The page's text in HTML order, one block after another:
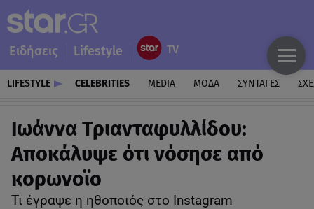
Ειδήσεις Lifestyle
LIFESTYLE CELEBRITIES MEDIA ΜΟΔΑ ΣΥΝΤΑΓΕΣ
Ιωάννα Τριανταφυλλίδου:
Αποκάλυψε ότι νόσησε από
κορωνοϊο
Τι έγραψε η ηθοποιός στο Instagram